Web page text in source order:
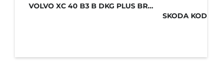
VOLVO XC 40 B3 B DKG PLUS BRIGHT 20...